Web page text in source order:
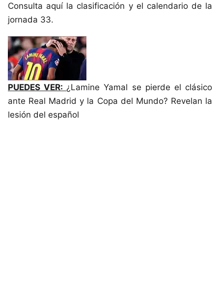
Consulta aquí la clasificación y el calendario de la
jornada 33.
PUEDES VER: ¿Lamine Yamal se pierde el clásico
ante Real Madrid y la Copa del Mundo? Revelan la
lesión del español